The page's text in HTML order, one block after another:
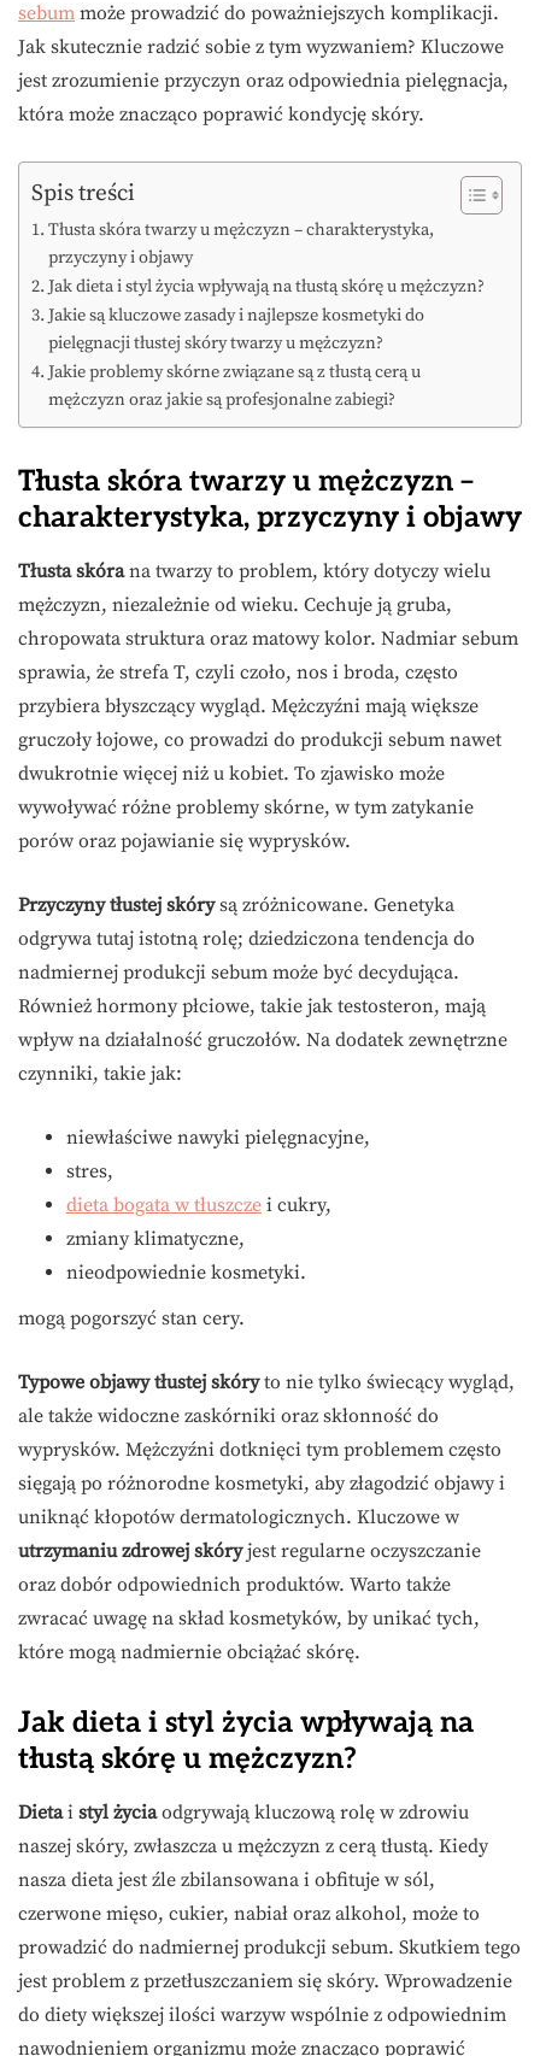
sebum może prowadzić do poważniejszych komplikacji.
Jak skutecznie radzić sobie z tym wyzwaniem? Kluczowe
jest zrozumienie przyczyn oraz odpowiednia pielęgnacja,
która może znacząco poprawić kondycję skóry.
Spis treści
Tłusta skóra twarzy u mężczyzn – charakterystyka,
przyczyny i objawy
Jak dieta i styl życia wpływają na tłustą skórę u mężczyzn?
Jakie są kluczowe zasady i najlepsze kosmetyki do
pielęgnacji tłustej skóry twarzy u mężczyzn?
Jakie problemy skórne związane są z tłustą cerą u
mężczyzn oraz jakie są profesjonalne zabiegi?
Tłusta skóra twarzy u mężczyzn –
charakterystyka, przyczyny i objawy
Tłusta skórana twarzy to problem, który dotyczy wielu
mężczyzn, niezależnie od wieku. Cechuje ją gruba,
chropowata struktura oraz matowy kolor. Nadmiar sebum
sprawia, że strefa T, czyli czoło, nos i broda, często
przybiera błyszczący wygląd. Mężczyźni mają większe
gruczoły łojowe, co prowadzi do produkcji sebum nawet
dwukrotnie więcej niż u kobiet. To zjawisko może
wywoływać różne problemy skórne, w tym zatykanie
porów oraz pojawianie się wyprysków.
Przyczyny tłustej skórysą zróżnicowane. Genetyka
odgrywa tutaj istotną rolę; dziedziczona tendencja do
nadmiernej produkcji sebum może być decydująca.
Również hormony płciowe, takie jak testosteron, mają
wpływ na działalność gruczołów. Na dodatek zewnętrzne
czynniki, takie jak:
niewłaściwe nawyki pielęgnacyjne,
stres,
dieta bogata w tłuszcze i cukry,
zmiany klimatyczne,
nieodpowiednie kosmetyki.
mogą pogorszyć stan cery.
Typowe objawy tłustej skóryto nie tylko świecący wygląd,
ale także widoczne zaskórniki oraz skłonność do
wyprysków. Mężczyźni dotknięci tym problemem często
sięgają po różnorodne kosmetyki, aby złagodzić objawy i
uniknąć kłopotów dermatologicznych. Kluczowe w
utrzymaniu zdrowej skóryjest regularne oczyszczanie
oraz dobór odpowiednich produktów. Warto także
zwracać uwagę na skład kosmetyków, by unikać tych,
które mogą nadmiernie obciążać skórę.
Jak dieta i styl życia wpływają na
tłustą skórę u mężczyzn?
Dietai styl życiaodgrywają kluczową rolę w zdrowiu
naszej skóry, zwłaszcza u mężczyzn z cerą tłustą. Kiedy
nasza dieta jest źle zbilansowana i obfituje w sól,
czerwone mięso, cukier, nabiał oraz alkohol, może to
prowadzić do nadmiernej produkcji sebum. Skutkiem tego
jest problem z przetłuszczaniem się skóry. Wprowadzenie
do diety większej ilości warzyw wspólnie z odpowiednim
nawodnieniem organizmu może znacząco poprawić